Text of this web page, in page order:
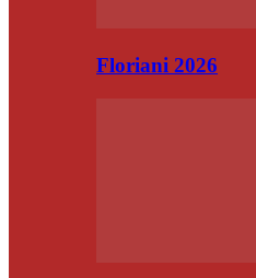
Floriani 2026